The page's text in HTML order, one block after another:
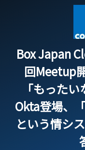
Box Japan
回Meetup
「もった
Okta登場、
という情シ